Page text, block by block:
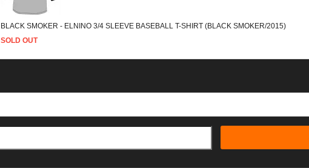
BLACK SMOKER - ELNINO 3/4 SLEEVE BASEBALL T-SHIRT (BLACK SMOKER/2015)
SOLD OUT